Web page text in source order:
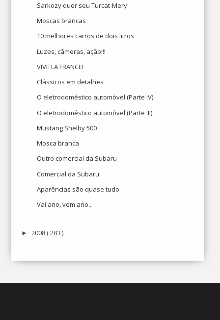
Sarkozy quer seu Turcat-Mery
Moscas brancas
10 melhores carros de dois litros
Luzes, câmeras, ação!!!
VIVE LA FRANCE!
Clássicos em detalhes
O eletrodoméstico automóvel (Parte IV)
O eletrodoméstico automóvel (Parte III)
Mustang Shelby 500
Mosca branca
Outro comercial da Subaru
Comercial da Subaru
Aparências são quase tudo
Vai ano, vem ano...
► 2008 ( 283 )